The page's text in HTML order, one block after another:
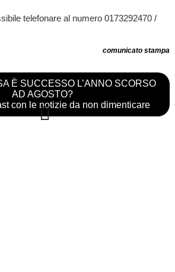
telefonare al numero 0173292470 /
comunicato stampa
È SUCCESSO L’ANNO SCORSO
AD AGOSTO?
con le notizie da non dimenticare